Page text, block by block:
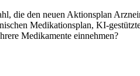
die den neuen Aktionsplan
Medikationsplan, KI-
Medikamente einnehmen?